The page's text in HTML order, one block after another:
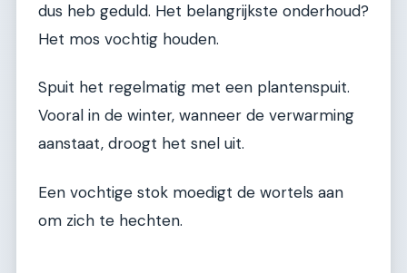
dus heb geduld. Het belangrijkste onderhoud?
Het mos vochtig houden.
Spuit het regelmatig met een plantenspuit.
Vooral in de winter, wanneer de verwarming
aanstaat, droogt het snel uit.
Een vochtige stok moedigt de wortels aan
om zich te hechten.